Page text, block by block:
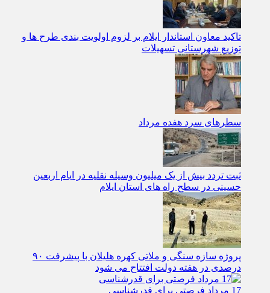
تاکید معاون استاندار ایلام بر لزوم اولویت‌ بندی طرح‌ ها و
توزیع شهرستانی تسهیلات
سطرهای سرد هفده مرداد
ثبت تردد بیش از یک میلیون وسیله نقلیه در ایام اربعین
حسینی در سطح راه‌ های استان ایلام
پروژه سازه سنگی و ملاتی کهره هلیلان با پیشرفت ۹۰
درصدی در هفته دولت افتتاح می شود
17 مرداد فرصتی برای قدرشناسی